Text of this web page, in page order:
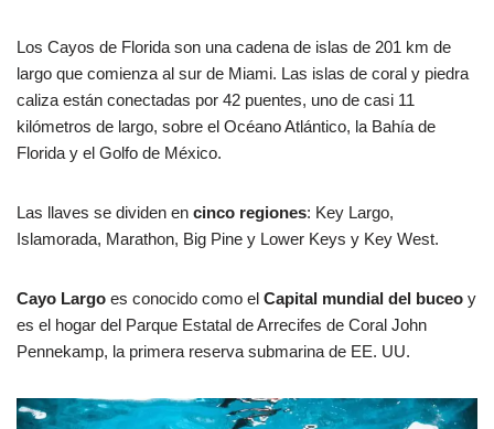
Los Cayos de Florida son una cadena de islas de 201 km de
largo que comienza al sur de Miami. Las islas de coral y piedra
caliza están conectadas por 42 puentes, uno de casi 11
kilómetros de largo, sobre el Océano Atlántico, la Bahía de
Florida y el Golfo de México.
Las llaves se dividen en cinco regiones: Key Largo,
Islamorada, Marathon, Big Pine y Lower Keys y Key West.
Cayo Largo es conocido como el Capital mundial del buceo y
es el hogar del Parque Estatal de Arrecifes de Coral John
Pennekamp, la primera reserva submarina de EE. UU.